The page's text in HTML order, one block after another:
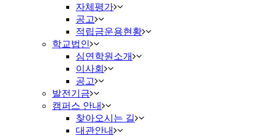
자체평가
공고
적립금운용현황
학교법인
심연학원소개
이사회
공고
발전기금
캠퍼스 안내
찾아오시는 길
대관안내